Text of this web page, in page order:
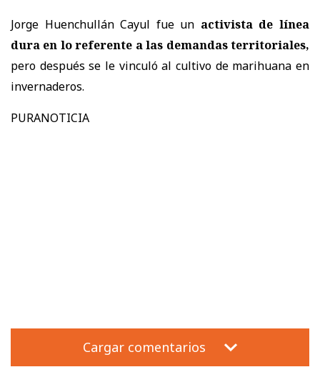
Jorge Huenchullán Cayul fue un activista de línea
dura en lo referente a las demandas territoriales,
pero después se le vinculó al cultivo de marihuana en
invernaderos.
PURANOTICIA
Cargar comentarios